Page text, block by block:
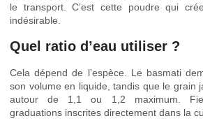
le transport. C’est cette poudre qui
indésirable.
Quel ratio d’eau utiliser ?
Cela dépend de l’espèce. Le basmati
son volume en liquide, tandis que le grain
autour de 1,1 ou 1,2 maximum.
graduations inscrites directement dans la